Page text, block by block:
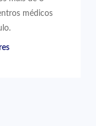
médicos